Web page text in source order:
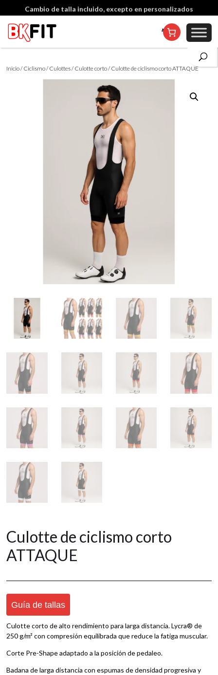
Cambio de talla incluido, excepto en personalizados
Inicio/ Ciclismo/ Culottes/ Culotte corto/ Culotte de ciclismo corto ATTAQUE
Culotte de ciclismo corto
ATTAQUE
Culotte corto de alto rendimiento para larga distancia. Lycra® de
250 g/m² con compresión equilibrada que reduce la fatiga muscular.
Corte Pre-Shape adaptado a la posición de pedaleo.
Badana de larga distancia con espumas de densidad progresiva y
Guía de tallas